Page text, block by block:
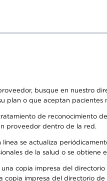
busque en nuestro
plan o que aceptan
de reconocimiento
proveedor dentro de la red.
se actualiza
de la salud o se obtiene
copia impresa del
copia impresa del directorio